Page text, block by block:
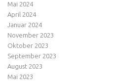
Mai 2024
April 2024
Januar 2024
November 2023
Oktober 2023
September 2023
August 2023
Mai 2023